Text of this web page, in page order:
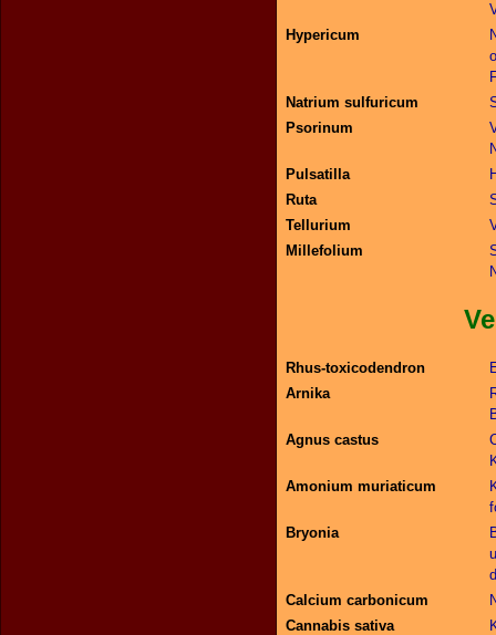
Hypericum
Natrium sulfuricum
Psorinum
Pulsatilla
Ruta
Tellurium
Millefolium
Rhus-toxicodendron
Arnika
Agnus castus
Amonium muriaticum
Bryonia
Calcium carbonicum
Cannabis sativa